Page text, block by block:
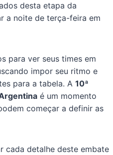
desta etapa da
a noite de terça-feira em
para ver seus times em
impor seu ritmo e
para a tabela. A10ª
é um momento
começar a definir as
cada detalhe deste embate